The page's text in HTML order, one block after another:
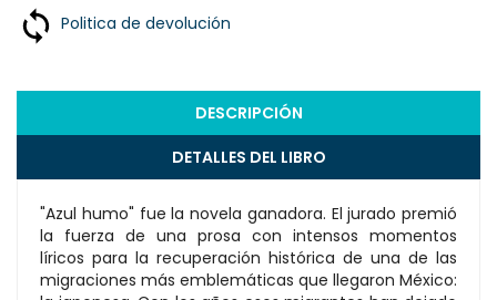
Politica de devolución
DESCRIPCIÓN
DETALLES DEL LIBRO
"Azul humo" fue la novela ganadora. El jurado premió
la fuerza de una prosa con intensos momentos
líricos para la recuperación histórica de una de las
migraciones más emblemáticas que llegaron México: